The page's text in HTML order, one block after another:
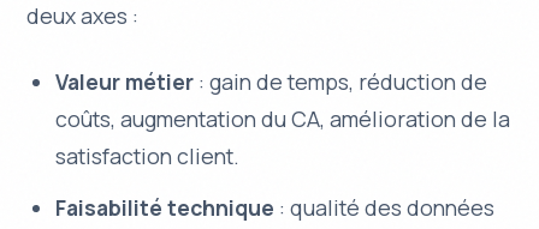
deux axes :
Valeur métier : gain de temps, réduction de
coûts, augmentation du CA, amélioration de la
satisfaction client.
Faisabilité technique : qualité des données